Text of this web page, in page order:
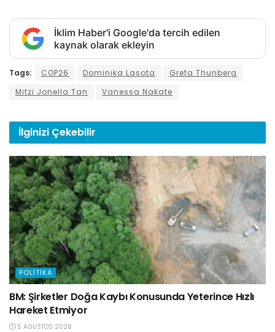
İklim Haber'i Google'da tercih edilen
kaynak olarak ekleyin
Tags: COP26 Dominika Lasota
Greta Thunberg
Mitzi Jonella Tan
Vanessa Nakate
İlginizi Çekebilir
POLITIKA
BM: Şirketler Doğa Kaybı Konusunda Yeterince Hızlı
Hareket Etmiyor
5 AĞUSTOS 2026